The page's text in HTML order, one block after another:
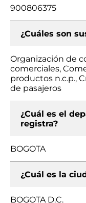
900806375
¿Cuáles son
Organización de
comerciales,
productos n.c.p.,
de pasajeros
¿Cuál es el
registra?
BOGOTA
¿Cuál es la
BOGOTA D.C.